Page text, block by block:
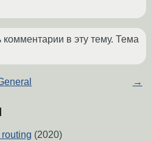
в эту тему. Тема
→
(2020)